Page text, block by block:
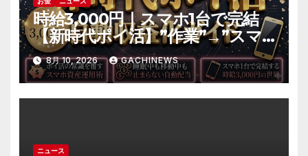
時給3,000円｜スマホ1台で完結
【新時代ポイ活】”作業”→”スマ
ホ資産の運用”へ｜自動収益の仕
組み化の全手順
8月 10, 2026 GACHINEWS
ニュース